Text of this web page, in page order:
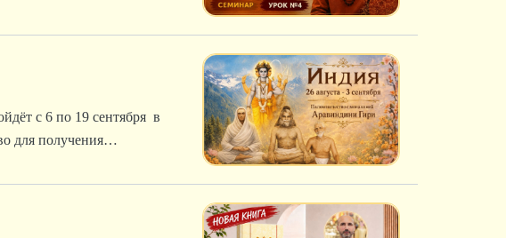
с 6 по 19 сентября в
для получения